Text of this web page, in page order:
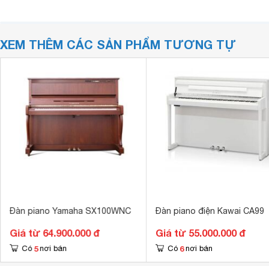
XEM THÊM CÁC SẢN PHẨM TƯƠNG TỰ
Đàn piano Yamaha SX100WNC
Giá từ 64.900.000 đ
Có 5 nơi bán
Đàn piano điện Kawai CA99
Giá từ 55.000.000 đ
Có 6 nơi bán